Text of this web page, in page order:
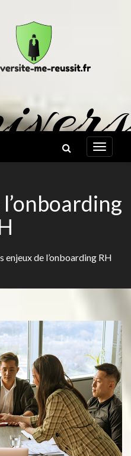
ET SCOLARITÉ
enjeux de l’onboarding RH